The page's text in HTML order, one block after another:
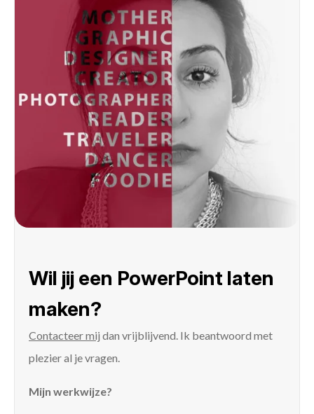
Wil jij een PowerPoint laten
maken?
Contacteer mij dan vrijblijvend. Ik beantwoord met
plezier al je vragen.
Mijn werkwijze?